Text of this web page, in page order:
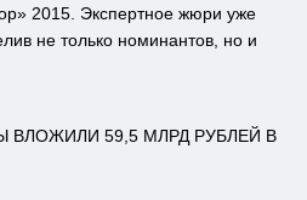
2015. Экспертное жюри уже
не только номинантов, но и